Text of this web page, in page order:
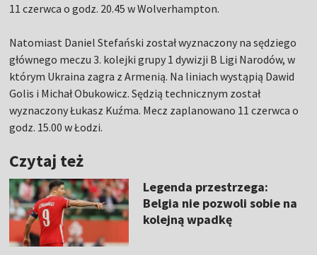
11 czerwca o godz. 20.45 w Wolverhampton.
Natomiast Daniel Stefański został wyznaczony na sędziego
głównego meczu 3. kolejki grupy 1 dywizji B Ligi Narodów, w
którym Ukraina zagra z Armenią. Na liniach wystąpią Dawid
Golis i Michał Obukowicz. Sędzią technicznym został
wyznaczony Łukasz Kuźma. Mecz zaplanowano 11 czerwca o
godz. 15.00 w Łodzi.
Czytaj też
Legenda przestrzega:
Belgia nie pozwoli sobie na
kolejną wpadkę